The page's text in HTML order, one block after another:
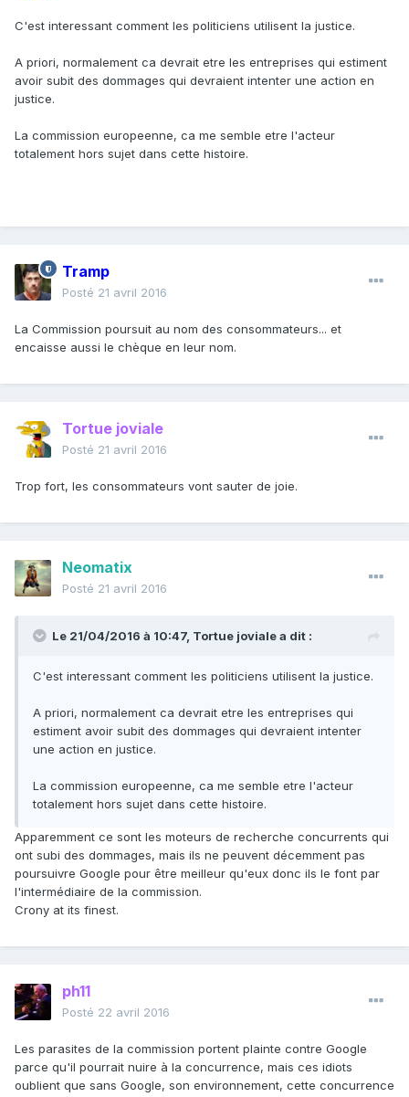
C'est interessant comment les politiciens utilisent la justice.
A priori, normalement ca devrait etre les entreprises qui estiment
avoir subit des dommages qui devraient intenter une action en
justice.
La commission europeenne, ca me semble etre l'acteur
totalement hors sujet dans cette histoire.
Tramp
Posté 21 avril 2016
La Commission poursuit au nom des consommateurs... et
encaisse aussi le chèque en leur nom.
Tortue joviale
Posté 21 avril 2016
Trop fort, les consommateurs vont sauter de joie.
Neomatix
Posté 21 avril 2016
Le 21/04/2016 à 10:47, Tortue joviale a dit :
C'est interessant comment les politiciens utilisent la justice.
A priori, normalement ca devrait etre les entreprises qui
estiment avoir subit des dommages qui devraient intenter
une action en justice.
La commission europeenne, ca me semble etre l'acteur
totalement hors sujet dans cette histoire.
Apparemment ce sont les moteurs de recherche concurrents qui
ont subi des dommages, mais ils ne peuvent décemment pas
poursuivre Google pour être meilleur qu'eux donc ils le font par
l'intermédiaire de la commission.
Crony at its finest.
ph11
Posté 22 avril 2016
Les parasites de la commission portent plainte contre Google
parce qu'il pourrait nuire à la concurrence, mais ces idiots
oublient que sans Google, son environnement, cette concurrence